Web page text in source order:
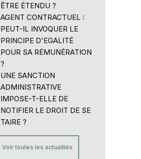
ÊTRE ÉTENDU ?
AGENT CONTRACTUEL :
PEUT-IL INVOQUER LE
PRINCIPE D'EGALITÉ
POUR SA RÉMUNÉRATION
?
UNE SANCTION
ADMINISTRATIVE
IMPOSE-T-ELLE DE
NOTIFIER LE DROIT DE SE
TAIRE ?
Voir toutes les actualités